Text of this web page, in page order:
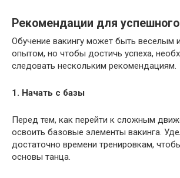
Рекомендации для
Обучение вакингу может быть веселым
опытом, но чтобы достичь успеха,
следовать нескольким рекомендациям.
1. Начать с базы
Перед тем, как перейти к сложным
освоить базовые элементы вакинга.
достаточно времени тренировкам,
основы танца.